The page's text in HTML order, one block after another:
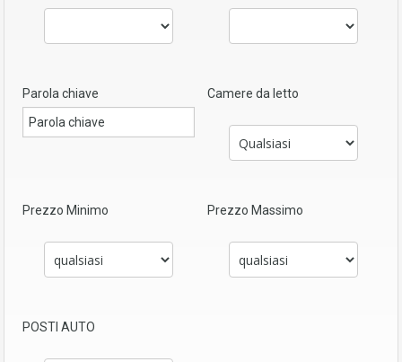
Parola chiave Camere da letto
Prezzo Minimo Prezzo Massimo
POSTI AUTO